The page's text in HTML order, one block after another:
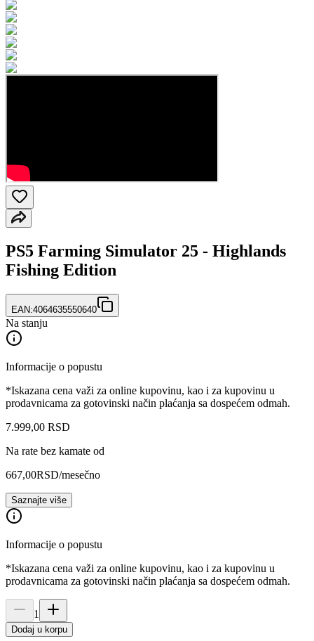
PS5 Farming Simulator 25 - Highlands
Fishing Edition
EAN:4064635550640
Na stanju
Informacije o popustu
*Iskazana cena važi za online kupovinu, kao i za kupovinu u
prodavnicama za gotovinski način plaćanja sa dospećem odmah.
7.999,00 RSD
Na rate bez kamate od
667,00RSD/mesečno
Saznajte više
Informacije o popustu
*Iskazana cena važi za online kupovinu, kao i za kupovinu u
prodavnicama za gotovinski način plaćanja sa dospećem odmah.
1
Dodaj u korpu